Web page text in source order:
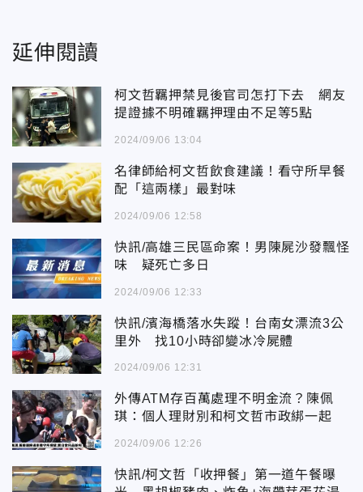
延伸閱讀
柯文哲羈押禁見後官司怎打下去 網友
提證據不明確羈押理由不足等5點
2024/09/06 13:04
名律師給柯文哲飲食建議！看守所早餐
配「這兩樣」最對味
2024/09/06 12:58
快訊/高雄三民區命案！男陳屍沙發飄怪
味 疑死亡多日
2024/09/06 12:33
快訊/濱海橋落水失蹤！台南女漂流3公
里外 找10小時卻變冰冷屍體
2024/09/06 12:31
外傳ATM存百萬處理不明金流？陳佩
琪：個人理財別和柯文哲市政綁一起
2024/09/06 12:26
快訊/柯文哲「收押餐」第一道午餐曝